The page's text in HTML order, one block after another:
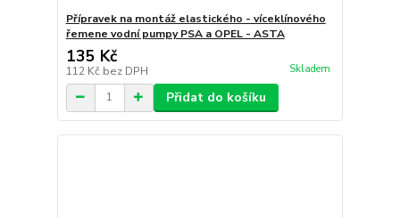
Přípravek na montáž elastického - víceklínového
řemene vodní pumpy PSA a OPEL - ASTA
135 Kč
112 Kč bez DPH Skladem
Přidat do košíku